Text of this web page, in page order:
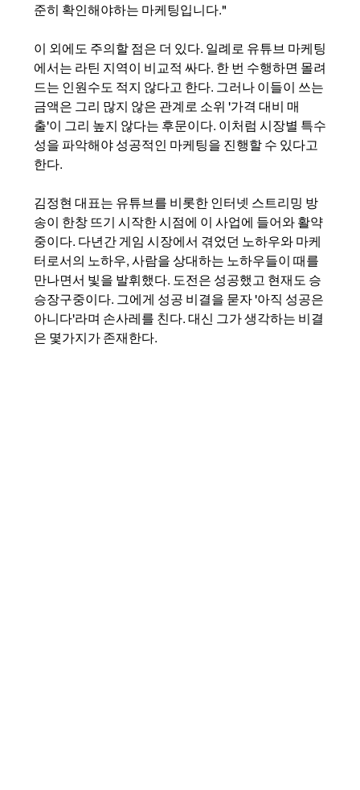
준히 확인해야하는 마케팅입니다."
이 외에도 주의할 점은 더 있다. 일례로 유튜브 마케팅
에서는 라틴 지역이 비교적 싸다. 한 번 수행하면 몰려
드는 인원수도 적지 않다고 한다. 그러나 이들이 쓰는
금액은 그리 많지 않은 관계로 소위 '가격 대비 매
출'이 그리 높지 않다는 후문이다. 이처럼 시장별 특수
성을 파악해야 성공적인 마케팅을 진행할 수 있다고
한다.
김정현 대표는 유튜브를 비롯한 인터넷 스트리밍 방
송이 한창 뜨기 시작한 시점에 이 사업에 들어와 활약
중이다. 다년간 게임 시장에서 겪었던 노하우와 마케
터로서의 노하우, 사람을 상대하는 노하우들이 때를
만나면서 빛을 발휘했다. 도전은 성공했고 현재도 승
승장구중이다. 그에게 성공 비결을 묻자 '아직 성공은
아니다'라며 손사레를 친다. 대신 그가 생각하는 비결
은 몇가지가 존재한다.